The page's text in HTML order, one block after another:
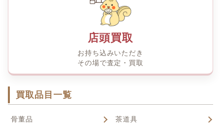
店頭買取
お持ち込みいただき
その場で査定・買取
買取品目一覧
骨董品
茶道具